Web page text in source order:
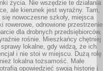
życia. Nie wszędzie te działania
ale kierunek jest wyraźny. Tam,
nowoczesne szkoły, miejsca
rowerowe, odnowione przestrzenie
dla drobnych przedsiębiorców,
rośnie. Mieszkańcy chętniej
lokalne, gdy widzą, że ich
i nie stoi w miejscu. Dużą rolę
lokalna tożsamość. Małe
opowiedzieć swoją historię i